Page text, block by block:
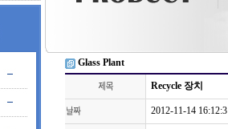
Glass Plant
Recycle 장치
2012-11-14